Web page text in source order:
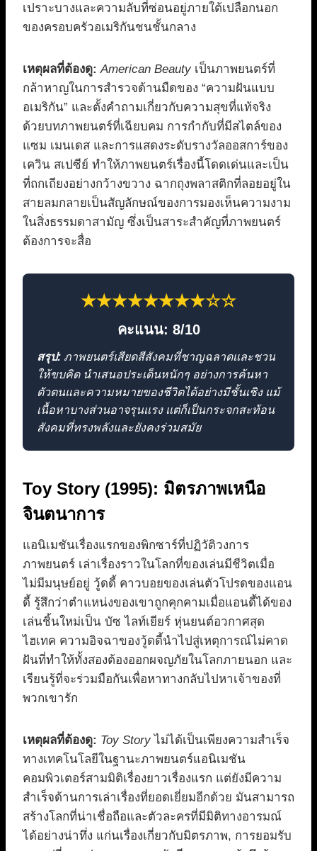
เปราะบางและความลับที่ซ่อนอยู่ภายใต้เปลือกนอก
ของครอบครัวอเมริกันชนชั้นกลาง
เหตุผลที่ต้องดู: American Beauty เป็นภาพยนตร์ที่
กล้าหาญในการสำรวจด้านมืดของ “ความฝันแบบ
อเมริกัน” และตั้งคำถามเกี่ยวกับความสุขที่แท้จริง
ด้วยบทภาพยนตร์ที่เฉียบคม การกำกับที่มีสไตล์ของ
แซม เมนเดส และการแสดงระดับรางวัลออสการ์ของ
เควิน สเปซีย์ ทำให้ภาพยนตร์เรื่องนี้โดดเด่นและเป็น
ที่ถกเถียงอย่างกว้างขวาง ฉากถุงพลาสติกที่ลอยอยู่ใน
สายลมกลายเป็นสัญลักษณ์ของการมองเห็นความงาม
ในสิ่งธรรมดาสามัญ ซึ่งเป็นสาระสำคัญที่ภาพยนตร์
ต้องการจะสื่อ
★★★★★★★★☆☆
คะแนน: 8/10
สรุป: ภาพยนตร์เสียดสีสังคมที่ชาญฉลาดและชวน
ให้ขบคิด นำเสนอประเด็นหนักๆ อย่างการค้นหา
ตัวตนและความหมายของชีวิตได้อย่างมีชั้นเชิง แม้
เนื้อหาบางส่วนอาจรุนแรง แต่ก็เป็นกระจกสะท้อน
สังคมที่ทรงพลังและยังคงร่วมสมัย
Toy Story (1995): มิตรภาพเหนือ
จินตนาการ
แอนิเมชันเรื่องแรกของพิกซาร์ที่ปฏิวัติวงการ
ภาพยนตร์ เล่าเรื่องราวในโลกที่ของเล่นมีชีวิตเมื่อ
ไม่มีมนุษย์อยู่ วู้ดดี้ คาวบอยของเล่นตัวโปรดของแอน
ดี้ รู้สึกว่าตำแหน่งของเขาถูกคุกคามเมื่อแอนดี้ได้ของ
เล่นชิ้นใหม่เป็น บัซ ไลท์เยียร์ หุ่นยนต์อวกาศสุด
ไฮเทค ความอิจฉาของวู้ดดี้นำไปสู่เหตุการณ์ไม่คาด
ฝันที่ทำให้ทั้งสองต้องออกผจญภัยในโลกภายนอก และ
เรียนรู้ที่จะร่วมมือกันเพื่อหาทางกลับไปหาเจ้าของที่
พวกเขารัก
เหตุผลที่ต้องดู: Toy Story ไม่ได้เป็นเพียงความสำเร็จ
ทางเทคโนโลยีในฐานะภาพยนตร์แอนิเมชัน
คอมพิวเตอร์สามมิติเรื่องยาวเรื่องแรก แต่ยังมีความ
สำเร็จด้านการเล่าเรื่องที่ยอดเยี่ยมอีกด้วย มันสามารถ
สร้างโลกที่น่าเชื่อถือและตัวละครที่มีมิติทางอารมณ์
ได้อย่างน่าทึ่ง แก่นเรื่องเกี่ยวกับมิตรภาพ, การยอมรับ